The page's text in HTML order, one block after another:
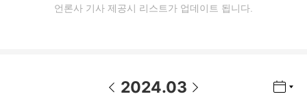
언론사 기사 제공시 리스트가 업데이트 됩니다.
2024.03